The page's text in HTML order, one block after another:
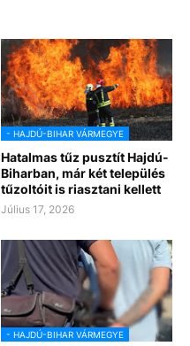
- HAJDÚ-BIHAR VÁRMEGYE
Hatalmas tűz pusztít Hajdú-
Biharban, már két település
tűzoltóit is riasztani kellett
Július 17, 2026
- HAJDÚ-BIHAR VÁRMEGYE